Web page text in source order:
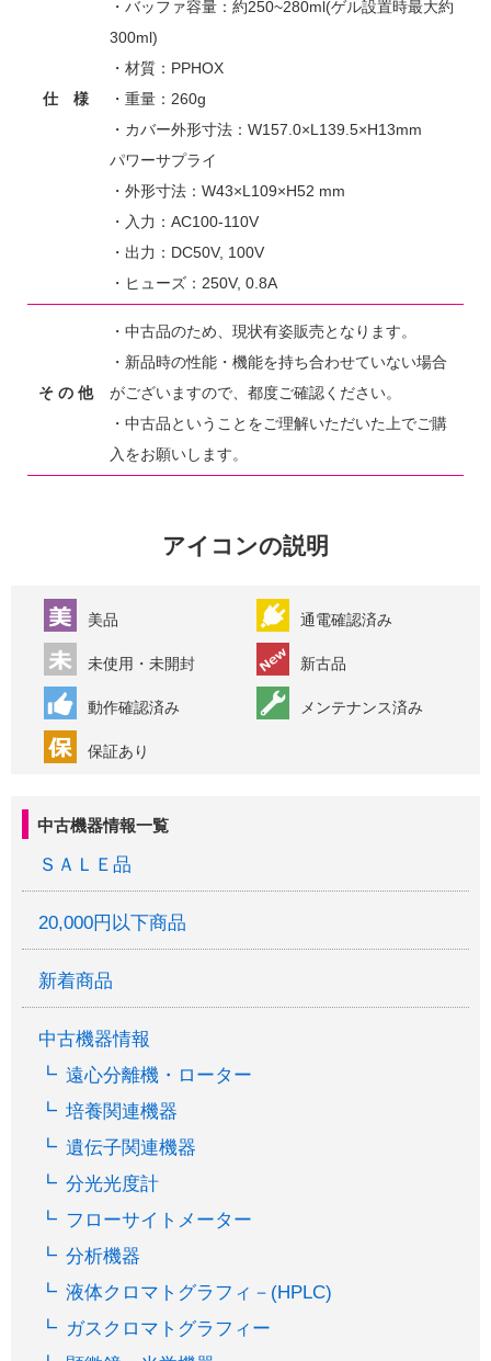
中古機器情報一覧
ＳＡＬＥ品
20,000円以下商品
新着商品
中古機器情報
遠心分離機・ローター
培養関連機器
遺伝子関連機器
分光光度計
フローサイトメーター
分析機器
液体クロマトグラフィ－(HPLC)
ガスクロマトグラフィー
仕 様
・バッファ容量：約250~280ml(ゲル設置時最大約
300ml)
・材質：PPHOX
・重量：260g
・カバー外形寸法：W157.0×L139.5×H13mm
パワーサプライ
・外形寸法：W43×L109×H52 mm
・入力：AC100-110V
・出力：DC50V, 100V
・ヒューズ：250V, 0.8A
そ の 他
・中古品のため、現状有姿販売となります。
・新品時の性能・機能を持ち合わせていない場合
がございますので、都度ご確認ください。
・中古品ということをご理解いただいた上でご購
入をお願いします。
アイコンの説明
美品 通電確認済み
未使用・未開封 新古品
動作確認済み メンテナンス済み
保証あり